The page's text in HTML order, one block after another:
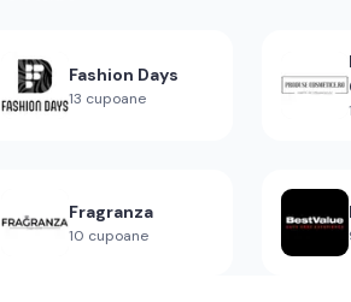
Fashion Days
13 cupoane
Fragranza
10 cupoane